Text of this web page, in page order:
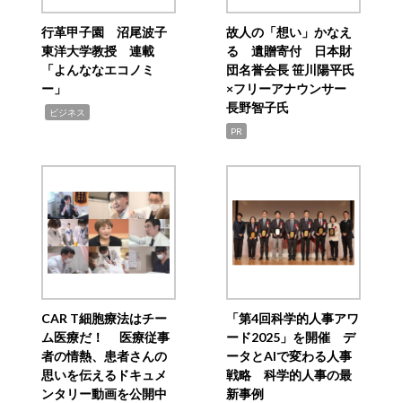
行革甲子園 沼尾波子
東洋大学教授 連載
「よんななエコノミ
ー」
ビジネス
故人の「想い」かなえ
る 遺贈寄付 日本財
団名誉会長 笹川陽平氏
×フリーアナウンサー
長野智子氏
PR
CAR T細胞療法はチー
ム医療だ！ 医療従事
者の情熱、患者さんの
思いを伝えるドキュメ
ンタリー動画を公開中
「第4回科学的人事アワ
ード2025」を開催 デ
ータとAIで変わる人事
戦略 科学的人事の最
新事例